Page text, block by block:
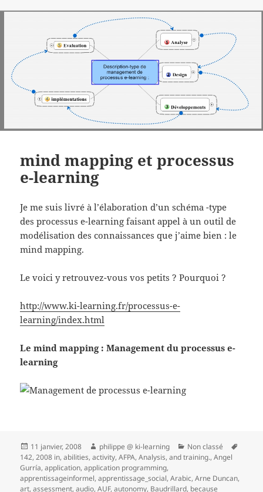
mind mapping et processus
e-learning
Je me suis livré à l’élaboration d’un schéma -type
des processus e-learning faisant appel à un outil de
modélisation des connaissances que j’aime bien : le
mind mapping.
Le voici y retrouvez-vous vos petits ? Pourquoi ?
http://www.ki-learning.fr/processus-e-
learning/index.html
Le mind mapping : Management du processus e-
learning
Publié
le
11 janvier, 2008 Auteur
philippe @ ki-learning Catégories
Non classé
142,2008 in,abilities,activity,AFPA,Analysis,and training.,Angel
Gurría,application,application programming,
apprentissageinformel,apprentissage_social,Arabic,Arne Duncan,
art,assessment,audio,AUF,autonomy, Baudrillard, because